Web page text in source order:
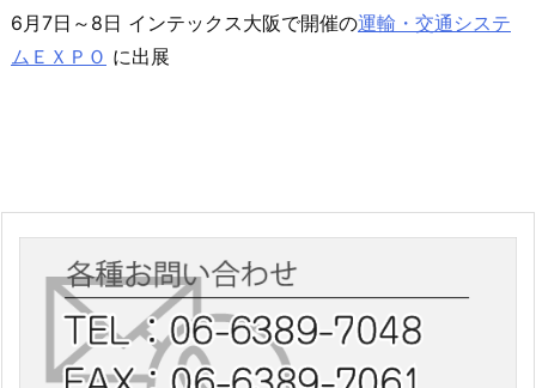
6月7日～8日 インテックス大阪で開催の運輸・交通システ
ムＥＸＰＯ に出展